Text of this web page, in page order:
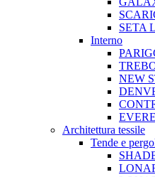
SETA
Interno
NEW
Architettura tessile
Tende e